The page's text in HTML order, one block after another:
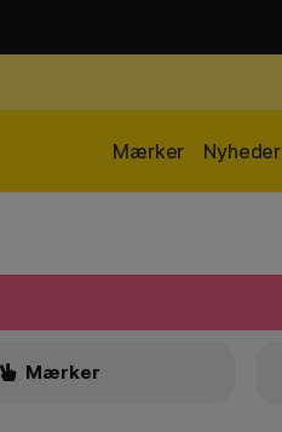
Nyheder
Mærker
Mærker